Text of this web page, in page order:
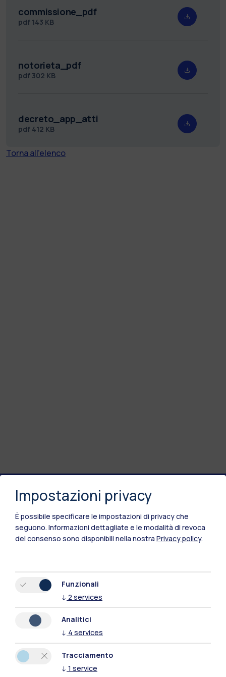
commissione_pdf
pdf 143 KB
notorieta_pdf
pdf 302 KB
decreto_app_atti
pdf 412 KB
Torna all'elenco
Polimi Community
Tutti i siti dell’ecosistema
Impostazioni privacy
È possibile specificare le impostazioni di privacy che
seguono. Informazioni dettagliate e le modalità di revoca
del consenso sono disponibili nella nostra Privacy policy.
Funzionali
↓ 2 services
Analitici
↓ 4 services
Tracciamento
↓ 1 service